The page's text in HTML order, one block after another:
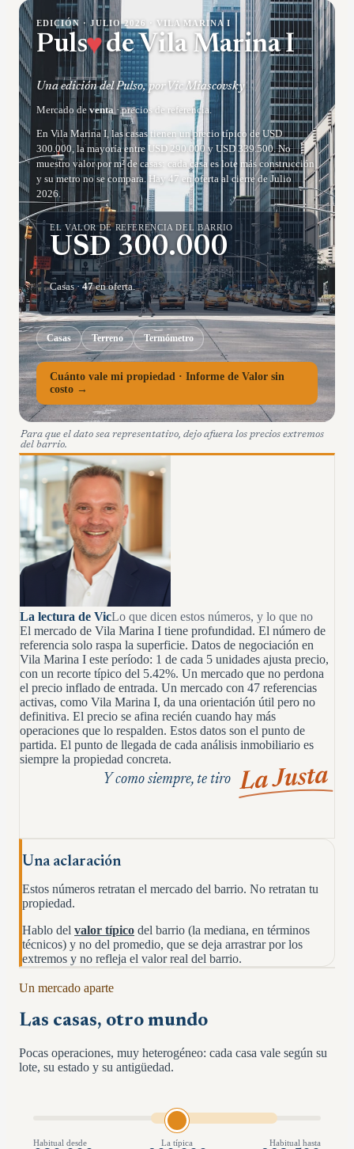
EDICIÓN · JULIO 2026 VILA MARINA I
Puls♥deVila Marina I
Una edición del Pulso, por Vic Miascovsky
Mercado de venta· precios de referencia.
En Vila Marina I, las casas tienen un precio típico de USD
300.000, la mayoría entre USD 290.000 y USD 339.500. No
muestro valor por m² de casas: cada casa es lote más construcción
y su metro no se compara. Hay 47 en oferta al cierre de Julio
2026.
EL VALOR DE REFERENCIA DEL BARRIO
USD 300.000
Casas·47en oferta.
Casas Terreno Termómetro
Cuánto vale mi propiedad · Informe de Valor sin
costo →
Para que el dato sea representativo, dejo afuera los precios extremos
del barrio.
La lectura de VicLo que dicen estos números, y lo que no
El mercado de Vila Marina I tiene profundidad. El número de
referencia solo raspa la superficie. Datos de negociación en
Vila Marina I este período: 1 de cada 5 unidades ajusta precio,
con un recorte típico del 5.42%. Un mercado que no perdona
el precio inflado de entrada. Un mercado con 47 referencias
activas, como Vila Marina I, da una orientación útil pero no
definitiva. El precio se afina recién cuando hay más
operaciones que lo respalden. Estos datos son el punto de
partida. El punto de llegada de cada análisis inmobiliario es
siempre la propiedad concreta.
Y como siempre, te tiro La Justa
Una aclaración
Estos números retratan el mercado del barrio. No retratan tu
propiedad.
Hablo del valor típico del barrio (la mediana, en términos
técnicos) y no del promedio, que se deja arrastrar por los
extremos y no refleja el valor real del barrio.
Un mercado aparte
Las casas, otro mundo
Pocas operaciones, muy heterogéneo: cada casa vale según su
lote, su estado y su antigüedad.
Habitual desde La típica Habitual hasta